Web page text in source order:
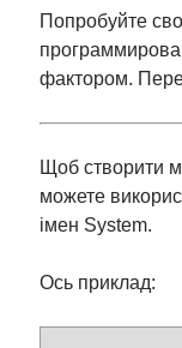
Попробуйте
фактором.
Щоб створити
можете
імен System.
Ось приклад: